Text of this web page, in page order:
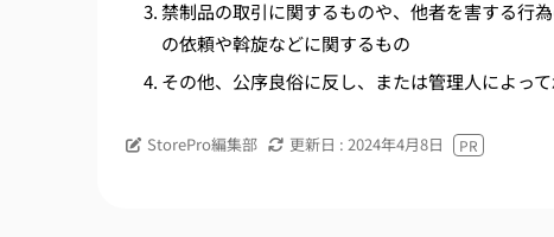
禁制品の取引に関するものや、他者を害する行
の依頼や斡旋などに関するもの
その他、公序良俗に反し、または管理人によっ
StorePro編集部 更新日 : 2024年4月8日